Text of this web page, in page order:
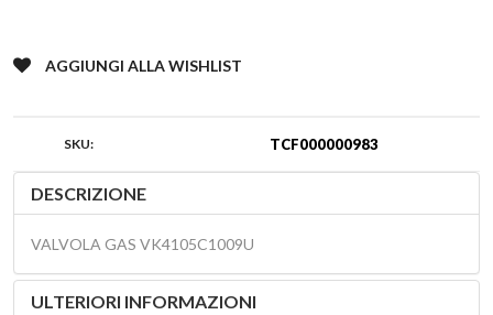
AGGIUNGI ALLA WISHLIST
SKU: TCF000000983
DESCRIZIONE
VALVOLA GAS VK4105C1009U
ULTERIORI INFORMAZIONI